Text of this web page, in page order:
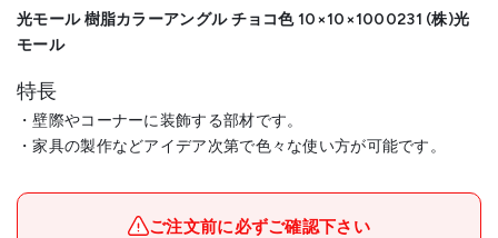
光モール 樹脂カラーアングル チョコ色 10×10×1000231 (株)光
モール
特長
・壁際やコーナーに装飾する部材です。
・家具の製作などアイデア次第で色々な使い方が可能です。
ブランド名 光モール
ご注文前に必ずご確認下さい